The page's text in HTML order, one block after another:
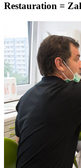
Restauration =